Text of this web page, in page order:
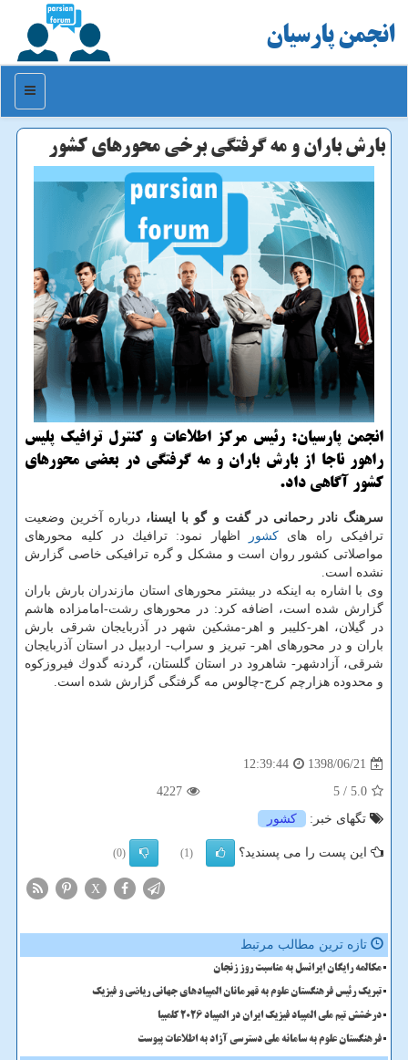
انجمن پارسیان
منو
بارش باران و مه گرفتگی برخی محورهای كشور
انجمن پارسیان: رئیس مركز اطلاعات و كنترل ترافیك پلیس
راهور ناجا از بارش باران و مه گرفتگی در بعضی محورهای
كشور آگاهی داد.
سرهنگ نادر رحمانی در گفت و گو با ایسنا، درباره آخرین وضعیت
ترافیكی راه های كشور
اظهار نمود: ترافیك در كلیه محورهای
مواصلاتی كشور روان است و مشكل و گره ترافیكی خاصی گزارش
نشده است.
وی با اشاره به اینكه در بیشتر محورهای استان مازندران بارش باران
گزارش شده است، اضافه كرد: در محورهای رشت-امامزاده هاشم
در گیلان، اهر-كلیبر و اهر-مشكین شهر در آذربایجان شرقی بارش
باران و در محورهای اهر- تبریز و سراب- اردبیل در استان آذربایجان
شرقی، آزادشهر- شاهرود در استان گلستان، گردنه گدوك فیروزكوه
و محدوده هزارچم كرج-چالوس مه گرفتگی گزارش شده است.
1398/06/21
12:39:44
5.0
/ 5
4227
تگهای خبر:
كشور
این پست را می پسندید؟ (1)
(0)
X
تازه ترین مطالب مرتبط
مکالمه رایگان ایرانسل به مناسبت روز زنجان
تبریک رئیس فرهنگستان علوم به قهرمانان المپیادهای جهانی ریاضی و فیزیک
درخشش تیم ملی المپیاد فیزیک ایران در المپیاد 2026 کلمبیا
فرهنگستان علوم به سامانه ملی دسترسی آزاد به اطلاعات پیوست